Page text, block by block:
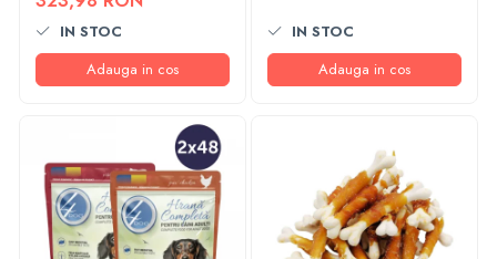
IN STOC
Adauga in cos
IN STOC
Adauga in cos